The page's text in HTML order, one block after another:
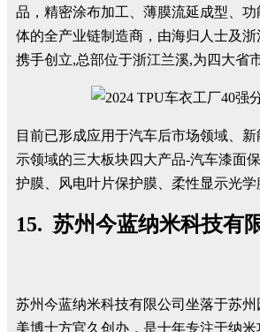
品，精密涂布加工、薄膜流延成型、
体的全产业链制造商，由海归人士及浙
携手创立,总部位于浙江兰溪,为四大省
目前已形成应用于汽车后市场领域、
示领域的三大板块四大产品-汽车漆面
护膜、风电叶片保护膜、柔性显示光学
15. 苏州今蓝纳米科技有
苏州今蓝纳米科技有限公司坐落于苏州
美博士方官久创办，是十年专注于纳米